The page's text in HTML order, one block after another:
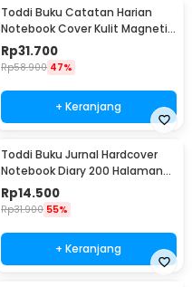
Toddi Buku Catatan Harian
Notebook Cover Kulit Magnetic
Buckle - CW-04
Rp31.700
Rp58.900 47%
+ Keranjang
Toddi Buku Jurnal Hardcover
Notebook Diary 200 Halaman
Lined A6 - CW-38
Rp14.500
Rp31.900 55%
+ Keranjang